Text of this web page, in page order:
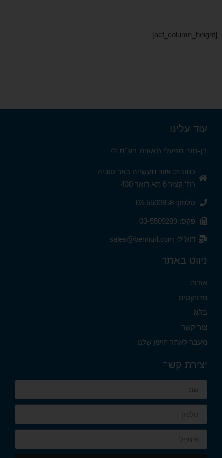
[acf_column_height]
עוד עלינו
בן-חור מפעלי תאורה בע"מ ©
כתובת: אזור תעשייה באר טוביה
רח' קציר 6 תא דואר 430
טלפון: 03-5500858
פקס: 03-5509289
דוא"ל: sales@benhurl.com
ניווט באתר
אודות
פרויקטים
בלוג
צור קשר
מעבר לאתר הישן שלנו
יצירת קשר